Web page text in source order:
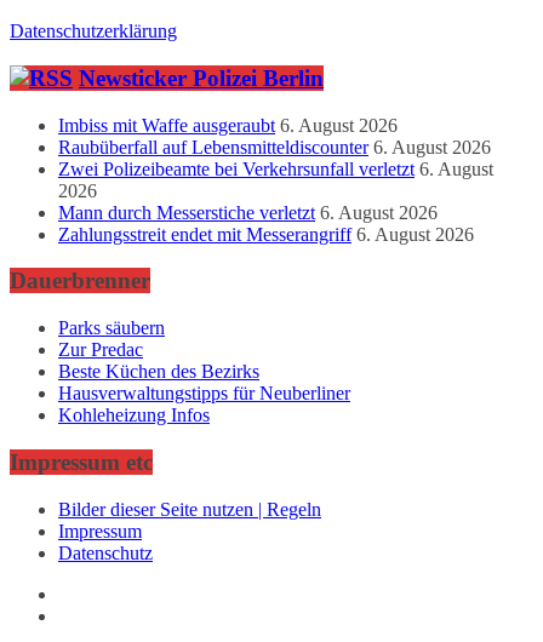
Datenschutzerklärung
Newsticker Polizei Berlin
Imbiss mit Waffe ausgeraubt 6. August 2026
Raubüberfall auf Lebensmitteldiscounter 6. August 2026
Zwei Polizeibeamte bei Verkehrsunfall verletzt 6. August
2026
Mann durch Messerstiche verletzt 6. August 2026
Zahlungsstreit endet mit Messerangriff 6. August 2026
Dauerbrenner
Parks säubern
Zur Predac
Beste Küchen des Bezirks
Hausverwaltungstipps für Neuberliner
Kohleheizung Infos
Impressum etc
Bilder dieser Seite nutzen | Regeln
Impressum
Datenschutz